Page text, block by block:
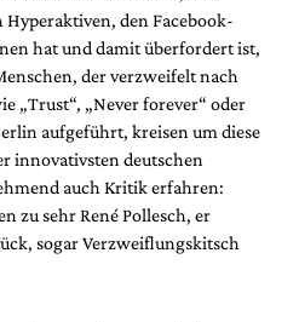
den Facebook-
hat und damit überfordert ist,
der verzweifelt nach
„Trust“, „Never forever“ oder
aufgeführt, kreisen um diese
innovativsten deutschen
auch Kritik erfahren:
zu sehr René Pollesch, er
sogar Verzweiflungskitsch